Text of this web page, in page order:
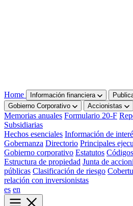
Home Información financiera
Gobierno Corporativo
Accionistas
Memorias anuales Formulario 20-F
Subsidiarias
Hechos esenciales Información de
Gobernanza Directorio Principales
Gobierno corporativo Estatutos
Estructura de propiedad Junta de
públicas Clasificación de riesgo
relación con inversionistas
es en